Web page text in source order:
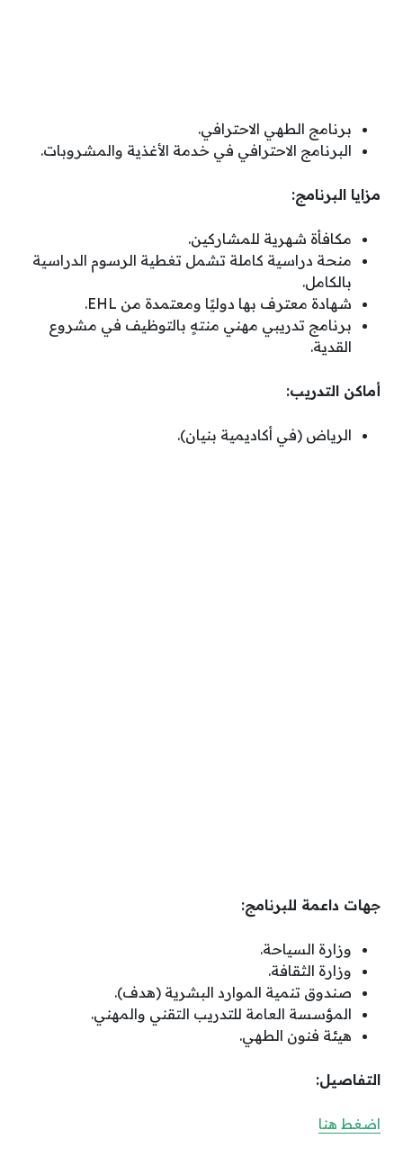
برنامج الطهي الاحترافي.
البرنامج الاحترافي في خدمة الأغذية والمشروبات.
مزايا البرنامج:
مكافأة شهرية للمشاركين.
منحة دراسية كاملة تشمل تغطية الرسوم الدراسية
بالكامل.
شهادة معترف بها دوليًا ومعتمدة من EHL.
برنامج تدريبي مهني منتهٍ بالتوظيف في مشروع
القدية.
أماكن التدريب:
الرياض (في أكاديمية بنيان).
جهات داعمة للبرنامج:
وزارة السياحة.
وزارة الثقافة.
صندوق تنمية الموارد البشرية (هدف).
المؤسسة العامة للتدريب التقني والمهني.
هيئة فنون الطهي.
التفاصيل:
اضغط هنا